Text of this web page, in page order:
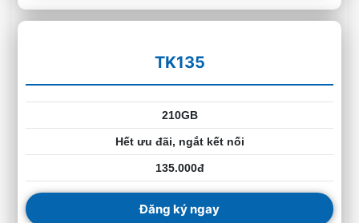
TK135
210GB
Hết ưu đãi, ngắt kết nối
135.000đ
Đăng ký ngay